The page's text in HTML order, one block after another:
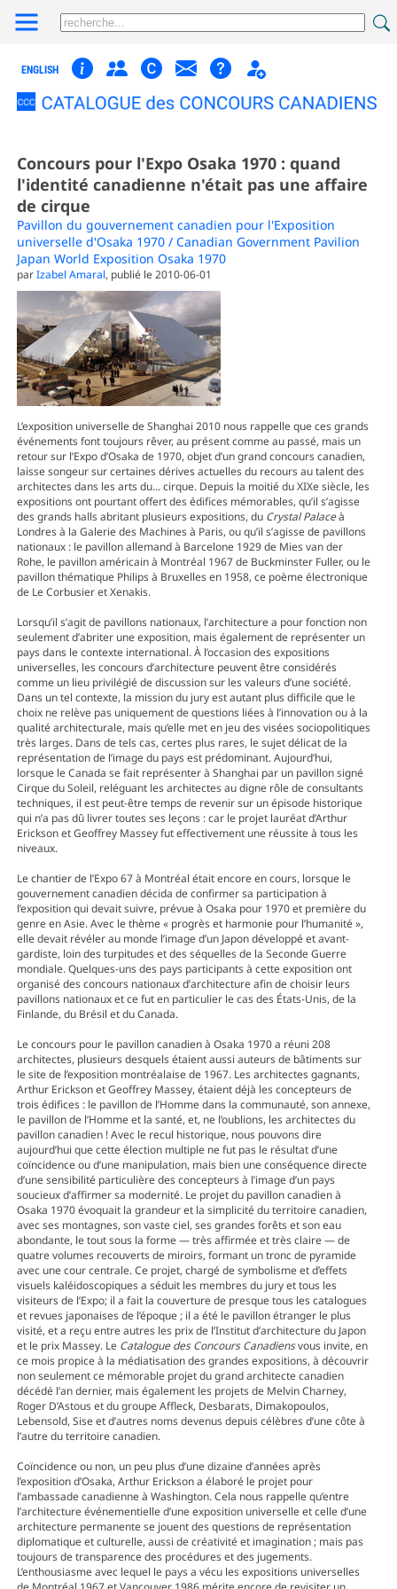
ENGLISH
Concours pour l'Expo Osaka 1970 : quand
l'identité canadienne n'était pas une affaire
de cirque
Pavillon du gouvernement canadien pour l'Exposition
universelle d'Osaka 1970 / Canadian Government Pavilion
Japan World Exposition Osaka 1970
parIzabel Amaral, publié le 2010-06-01
L’exposition universelle de Shanghai 2010 nous rappelle que ces grands
événements font toujours rêver, au présent comme au passé, mais un
retour sur l’Expo d’Osaka de 1970, objet d’un grand concours canadien,
laisse songeur sur certaines dérives actuelles du recours au talent des
architectes dans les arts du... cirque. Depuis la moitié du XIXe siècle, les
expositions ont pourtant offert des édifices mémorables, qu’il s’agisse
des grands halls abritant plusieurs expositions, du Crystal Palaceà
Londres à la Galerie des Machines à Paris, ou qu’il s’agisse de pavillons
nationaux : le pavillon allemand à Barcelone 1929 de Mies van der
Rohe, le pavillon américain à Montréal 1967 de Buckminster Fuller, ou le
pavillon thématique Philips à Bruxelles en 1958, ce poème électronique
de Le Corbusier et Xenakis.
Lorsqu’il s’agit de pavillons nationaux, l’architecture a pour fonction non
seulement d’abriter une exposition, mais également de représenter un
pays dans le contexte international. À l’occasion des expositions
universelles, les concours d’architecture peuvent être considérés
comme un lieu privilégié de discussion sur les valeurs d’une société.
Dans un tel contexte, la mission du jury est autant plus difficile que le
choix ne relève pas uniquement de questions liées à l’innovation ou à la
qualité architecturale, mais qu’elle met en jeu des visées sociopolitiques
très larges. Dans de tels cas, certes plus rares, le sujet délicat de la
représentation de l’image du pays est prédominant. Aujourd’hui,
lorsque le Canada se fait représenter à Shanghai par un pavillon signé
Cirque du Soleil, reléguant les architectes au digne rôle de consultants
techniques, il est peut-être temps de revenir sur un épisode historique
qui n’a pas dû livrer toutes ses leçons : car le projet lauréat d’Arthur
Erickson et Geoffrey Massey fut effectivement une réussite à tous les
niveaux.
Le chantier de l’Expo 67 à Montréal était encore en cours, lorsque le
gouvernement canadien décida de confirmer sa participation à
l’exposition qui devait suivre, prévue à Osaka pour 1970 et première du
genre en Asie. Avec le thème « progrès et harmonie pour l’humanité »,
elle devait révéler au monde l’image d’un Japon développé et avant-
gardiste, loin des turpitudes et des séquelles de la Seconde Guerre
mondiale. Quelques-uns des pays participants à cette exposition ont
organisé des concours nationaux d’architecture afin de choisir leurs
pavillons nationaux et ce fut en particulier le cas des États-Unis, de la
Finlande, du Brésil et du Canada.
Le concours pour le pavillon canadien à Osaka 1970 a réuni 208
architectes, plusieurs desquels étaient aussi auteurs de bâtiments sur
le site de l’exposition montréalaise de 1967. Les architectes gagnants,
Arthur Erickson et Geoffrey Massey, étaient déjà les concepteurs de
trois édifices : le pavillon de l’Homme dans la communauté, son annexe,
le pavillon de l’Homme et la santé, et, ne l’oublions, les architectes du
pavillon canadien ! Avec le recul historique, nous pouvons dire
aujourd’hui que cette élection multiple ne fut pas le résultat d’une
coïncidence ou d’une manipulation, mais bien une conséquence directe
d’une sensibilité particulière des concepteurs à l’image d’un pays
soucieux d’affirmer sa modernité. Le projet du pavillon canadien à
Osaka 1970 évoquait la grandeur et la simplicité du territoire canadien,
avec ses montagnes, son vaste ciel, ses grandes forêts et son eau
abondante, le tout sous la forme — très affirmée et très claire — de
quatre volumes recouverts de miroirs, formant un tronc de pyramide
avec une cour centrale. Ce projet, chargé de symbolisme et d’effets
visuels kaléidoscopiques a séduit les membres du jury et tous les
visiteurs de l’Expo; il a fait la couverture de presque tous les catalogues
et revues japonaises de l’époque ; il a été le pavillon étranger le plus
visité, et a reçu entre autres les prix de l’Institut d’architecture du Japon
et le prix Massey. Le Catalogue des Concours Canadiensvous invite, en
ce mois propice à la médiatisation des grandes expositions, à découvrir
non seulement ce mémorable projet du grand architecte canadien
décédé l’an dernier, mais également les projets de Melvin Charney,
Roger D’Astous et du groupe Affleck, Desbarats, Dimakopoulos,
Lebensold, Sise et d’autres noms devenus depuis célèbres d’une côte à
l’autre du territoire canadien.
Coïncidence ou non, un peu plus d’une dizaine d’années après
l’exposition d’Osaka, Arthur Erickson a élaboré le projet pour
l’ambassade canadienne à Washington. Cela nous rappelle qu’entre
l’architecture événementielle d’une exposition universelle et celle d’une
architecture permanente se jouent des questions de représentation
diplomatique et culturelle, aussi de créativité et imagination ; mais pas
toujours de transparence des procédures et des jugements.
L’enthousiasme avec lequel le pays a vécu les expositions universelles